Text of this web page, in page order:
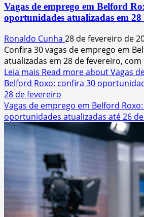
Vagas de emprego em Belford
oportunidades atualizadas em 28
Ronaldo Cunha 28 de fevereiro de
Confira 30 vagas de emprego em
atualizadas em 28 de fevereiro,
Leia mais Read more about Vagas
Belford Roxo: confira 30
28 de fevereiro
Vagas de emprego em Belford
oportunidades atualizadas até 26